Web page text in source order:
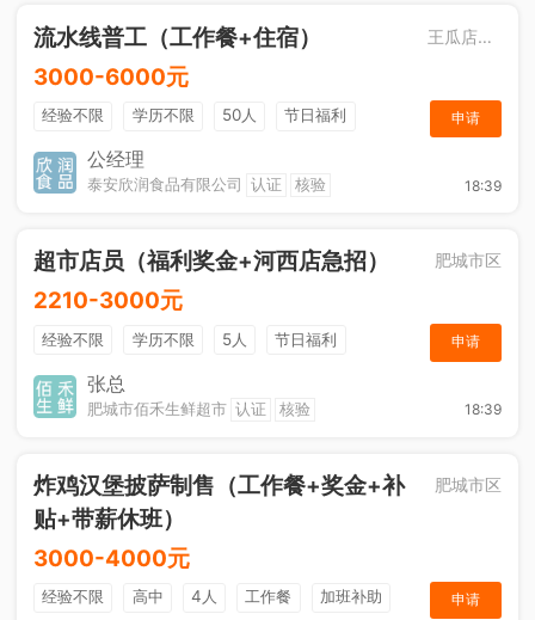
流水线普工（工作餐+住宿） 王瓜店街道
3000-6000元
经验不限 学历不限 50人
节日福利
工作餐
申请
公经理
泰安欣润食品有限公司 认证 核验 18:39
超市店员（福利奖金+河西店急招） 肥城市区
2210-3000元
经验不限 学历不限 5人
节日福利
综合补贴
申请
张总
肥城市佰禾生鲜超市 认证 核验 18:39
炸鸡汉堡披萨制售（工作餐+奖金+补
贴+带薪休班）
肥城市区
3000-4000元
经验不限 高中 4人 工作餐 加班补助 申请